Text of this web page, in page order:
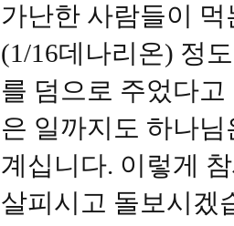
가난한 사람들이
(1/16데나리온) 정
를 덤으로 주었다
은 일까지도 하나
계십니다. 이렇게
살피시고 돌보시겠